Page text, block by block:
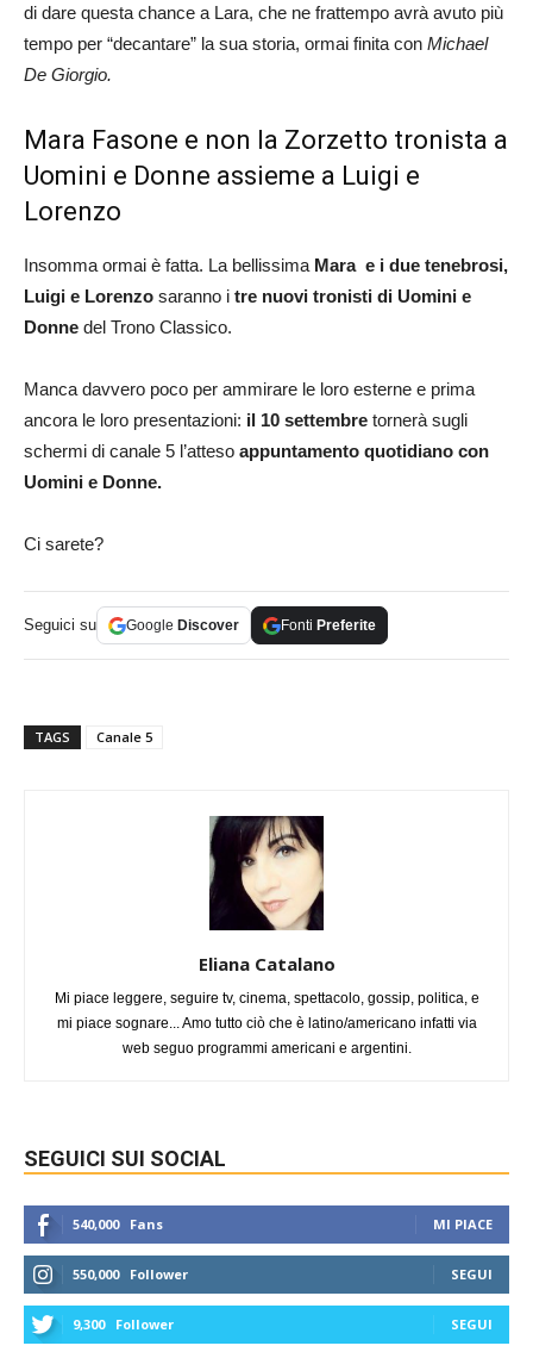
di dare questa chance a Lara, che ne frattempo avrà avuto più
tempo per “decantare” la sua storia, ormai finita con Michael
De Giorgio.
Mara Fasone e non la Zorzetto tronista a
Uomini e Donne assieme a Luigi e
Lorenzo
Insomma ormai è fatta. La bellissima Mara e i due tenebrosi,
Luigi e Lorenzo saranno i tre nuovi tronisti di Uomini e
Donne del Trono Classico.
Manca davvero poco per ammirare le loro esterne e prima
ancora le loro presentazioni: il 10 settembre tornerà sugli
schermi di canale 5 l’atteso appuntamento quotidiano con
Uomini e Donne.
Ci sarete?
Seguici su Google Discover Fonti Preferite
TAGS Canale 5
Eliana Catalano
Mi piace leggere, seguire tv, cinema, spettacolo, gossip, politica, e
mi piace sognare... Amo tutto ciò che è latino/americano infatti via
web seguo programmi americani e argentini.
SEGUICI SUI SOCIAL
540,000 Fans MI PIACE
550,000 Follower SEGUI
9,300 Follower SEGUI